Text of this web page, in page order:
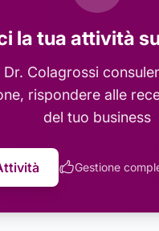
la tua attività
Colagrossi
rispondere alle
del tuo business
Gestione